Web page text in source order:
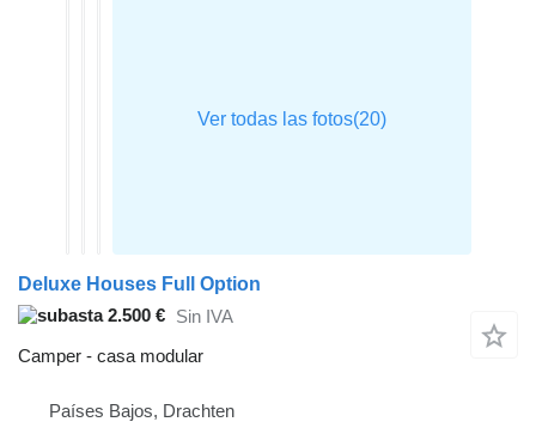
Deluxe Houses Full Option
2.500 € Sin IVA
Camper - casa modular
Países Bajos, Drachten